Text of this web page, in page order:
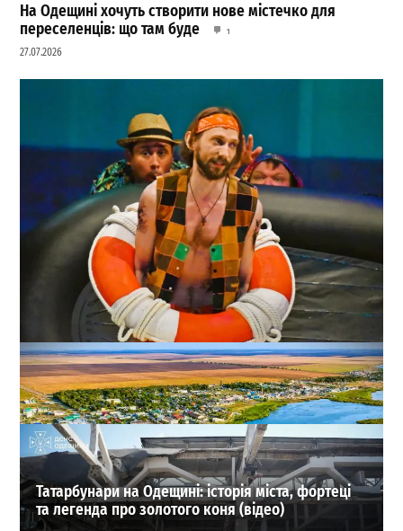
На Одещині хочуть створити нове містечко для
переселенців: що там буде
1
27.07.2026
В Одесі поставили Шекспіра у декораціях сучасного
пляжу
0
02.08.2026
ВИБІР РЕДАКЦІЇ
Татарбунари на Одещині: історія міста, фортеці
та легенда про золотого коня (відео)